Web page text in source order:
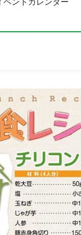
ントカレンダー